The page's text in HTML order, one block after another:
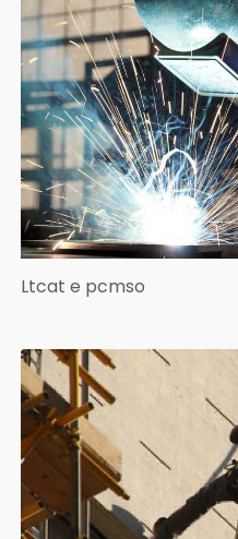
Ltcat e pcmso